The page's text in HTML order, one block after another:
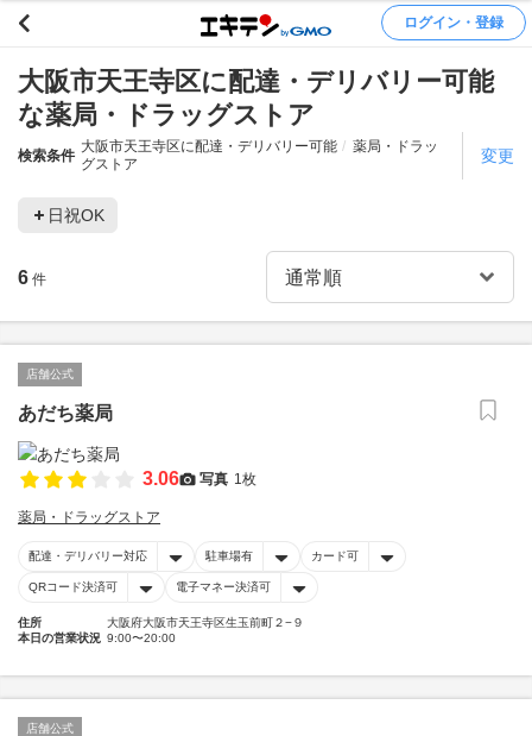
ログイン・登録
大阪市天王寺区に配達・デリバリー可能
な薬局・ドラッグストア
検索条件
大阪市天王寺区に配達・デリバリー可能
薬局・ドラッ
グストア
変更
日祝OK
6 件
店舗公式
あだち薬局
3.06 写真 1枚
薬局・ドラッグストア
配達・デリバリー対応 駐車場有 カード可
QRコード決済可 電子マネー決済可
住所
大阪府大阪市天王寺区生玉前町２−９
本日の営業状況 9:00〜20:00
店舗公式